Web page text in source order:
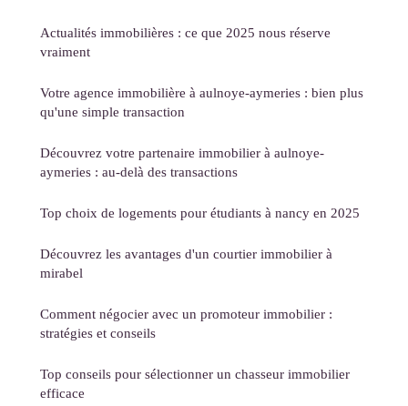
Actualités immobilières : ce que 2025 nous réserve
vraiment
Votre agence immobilière à aulnoye-aymeries : bien plus
qu'une simple transaction
Découvrez votre partenaire immobilier à aulnoye-
aymeries : au-delà des transactions
Top choix de logements pour étudiants à nancy en 2025
Découvrez les avantages d'un courtier immobilier à
mirabel
Comment négocier avec un promoteur immobilier :
stratégies et conseils
Top conseils pour sélectionner un chasseur immobilier
efficace